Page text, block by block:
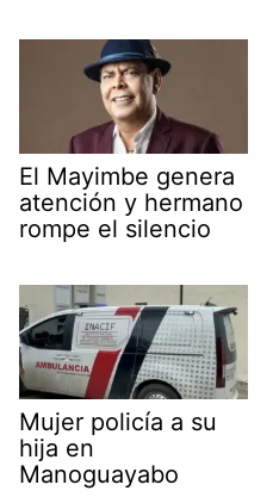
El Mayimbe genera
atención y hermano
rompe el silencio
Mujer policía a su
hija en
Manoguayabo